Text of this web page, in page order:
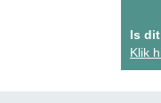
Is
Klik